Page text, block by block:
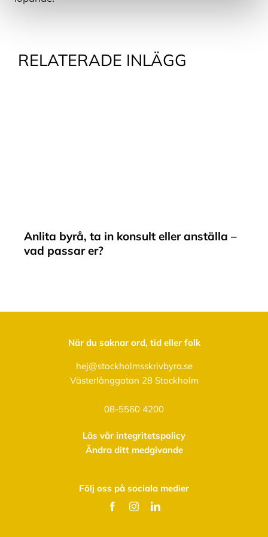
RELATERADE INLÄGG
Anlita byrå, ta in konsult eller anställa –
vad passar er?
När du saknar ord, tid eller folk
hej@stockholmsskrivbyra.se
Västerlånggatan 28 Stockholm
08-5560 4200
Läs vår integritetspolicy
Ändra ditt medgivande
Följ oss på sociala medier